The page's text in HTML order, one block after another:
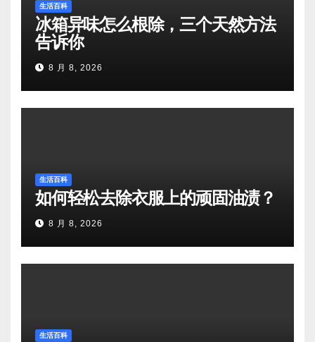
生活百科
冰箱异味怎么根除，三个天然方法
告诉你
8 月 8, 2026
生活百科
如何轻松去除衣服上的顽固油渍？
8 月 8, 2026
生活百科